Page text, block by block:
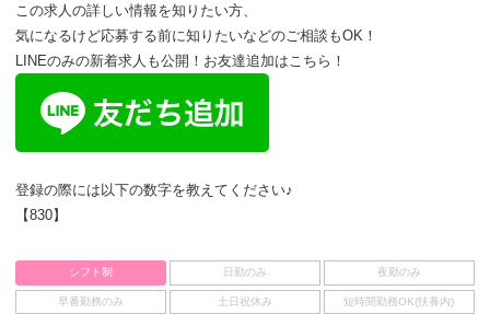
この求人の詳しい情報を知りたい方、
気になるけど応募する前に知りたいなどのご相談もOK！
LINEのみの新着求人も公開！お友達追加はこちら！
登録の際には以下の数字を教えてください♪
【830】
シフト制 日勤のみ 夜勤のみ
早番勤務のみ 土日祝休み 短時間勤務OK(扶養内)